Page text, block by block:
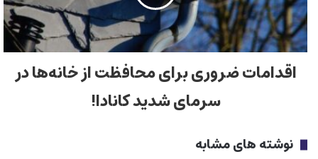
اقدامات ضروری برای محافظت از خانه‌ها در
سرمای شدید کانادا!
نوشته های مشابه